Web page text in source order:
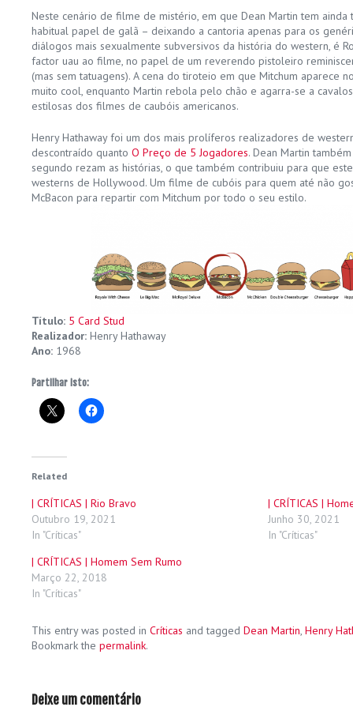
Neste cenário de filme de mistério, em que Dean Martin tem ainda
habitual papel de galã – deixando a cantoria apenas para os
diálogos mais sexualmente subversivos da história do western, é
factor uau ao filme, no papel de um reverendo pistoleiro
(mas sem tatuagens). A cena do tiroteio em que Mitchum aparece
muito cool, enquanto Martin rebola pelo chão e agarra-se a
estilosas dos filmes de caubóis americanos.
Henry Hathaway foi um dos mais prolíferos realizadores de
descontraído quanto O Preço de 5 Jogadores. Dean Martin
segundo rezam as histórias, o que também contribuiu para que
westerns de Hollywood. Um filme de cubóis para quem até não
McBacon para repartir com Mitchum por todo o seu estilo.
Título: 5 Card Stud
Realizador: Henry Hathaway
Ano: 1968
Partilhar isto:
Related
| CRÍTICAS | Rio Bravo
Outubro 19, 2021
In "Críticas"
| CRÍTICAS |
Junho 30, 2021
In "Críticas"
| CRÍTICAS | Homem Sem Rumo
Março 22, 2018
In "Críticas"
This entry was posted in Críticas and tagged Dean Martin, Henry
Bookmark the permalink.
Deixe um comentário